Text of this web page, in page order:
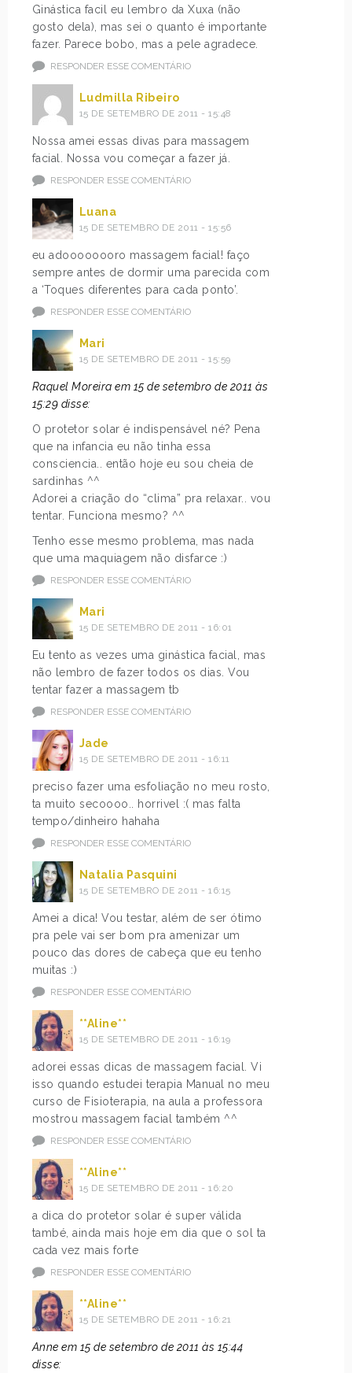
Ginástica facil eu lembro da Xuxa (não
gosto dela), mas sei o quanto é importante
fazer. Parece bobo, mas a pele agradece.
RESPONDER ESSE COMENTÁRIO
Ludmilla Ribeiro
15 DE SETEMBRO DE 2011 - 15:48
Nossa amei essas divas para massagem
facial. Nossa vou começar a fazer já.
RESPONDER ESSE COMENTÁRIO
Luana
15 DE SETEMBRO DE 2011 - 15:56
eu adoooooooro massagem facial! faço
sempre antes de dormir uma parecida com
a ‘Toques diferentes para cada ponto’.
RESPONDER ESSE COMENTÁRIO
Mari
15 DE SETEMBRO DE 2011 - 15:59
Raquel Moreira em 15 de setembro de 2011 às
15:29 disse:
O protetor solar é indispensável né? Pena
que na infancia eu não tinha essa
consciencia.. então hoje eu sou cheia de
sardinhas ^^
Adorei a criação do “clima” pra relaxar.. vou
tentar. Funciona mesmo? ^^
Tenho esse mesmo problema, mas nada
que uma maquiagem não disfarce :)
RESPONDER ESSE COMENTÁRIO
Mari
15 DE SETEMBRO DE 2011 - 16:01
Eu tento as vezes uma ginástica facial, mas
não lembro de fazer todos os dias. Vou
tentar fazer a massagem tb
RESPONDER ESSE COMENTÁRIO
Jade
15 DE SETEMBRO DE 2011 - 16:11
preciso fazer uma esfoliação no meu rosto,
ta muito secoooo.. horrivel :( mas falta
tempo/dinheiro hahaha
RESPONDER ESSE COMENTÁRIO
Natalia Pasquini
15 DE SETEMBRO DE 2011 - 16:15
Amei a dica! Vou testar, além de ser ótimo
pra pele vai ser bom pra amenizar um
pouco das dores de cabeça que eu tenho
muitas :)
RESPONDER ESSE COMENTÁRIO
**Aline**
15 DE SETEMBRO DE 2011 - 16:19
adorei essas dicas de massagem facial. Vi
isso quando estudei terapia Manual no meu
curso de Fisioterapia, na aula a professora
mostrou massagem facial também ^^
RESPONDER ESSE COMENTÁRIO
**Aline**
15 DE SETEMBRO DE 2011 - 16:20
a dica do protetor solar é super válida
també, ainda mais hoje em dia que o sol ta
cada vez mais forte
RESPONDER ESSE COMENTÁRIO
**Aline**
15 DE SETEMBRO DE 2011 - 16:21
Anne em 15 de setembro de 2011 às 15:44
disse: